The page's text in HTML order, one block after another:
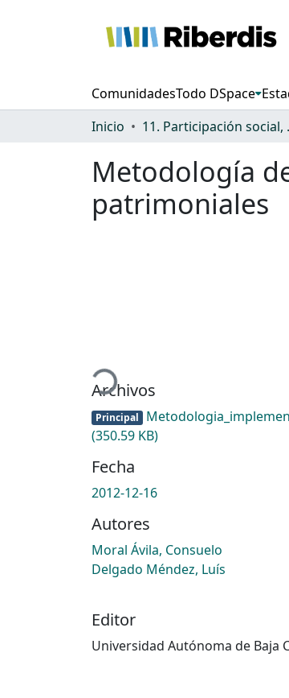
ComunidadesTodo DSpace
Inicio
11.
Metodología
patrimoniales
Cargando...
Archivos
Principal
(350.59 KB)
Fecha
2012-12-16
Autores
Moral Ávila, Consuelo
Delgado Méndez, Luís
Editor
Universidad Autónoma de Baja